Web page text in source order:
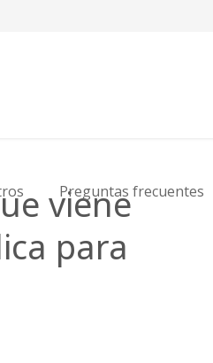
Preguntas frecuentes
viene
para